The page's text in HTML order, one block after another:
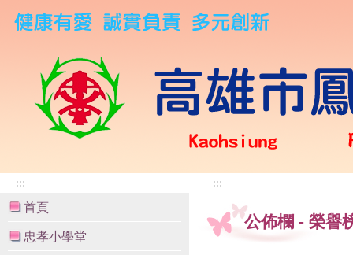
:::
首頁
忠孝小學堂
:::
公佈欄 - 榮譽